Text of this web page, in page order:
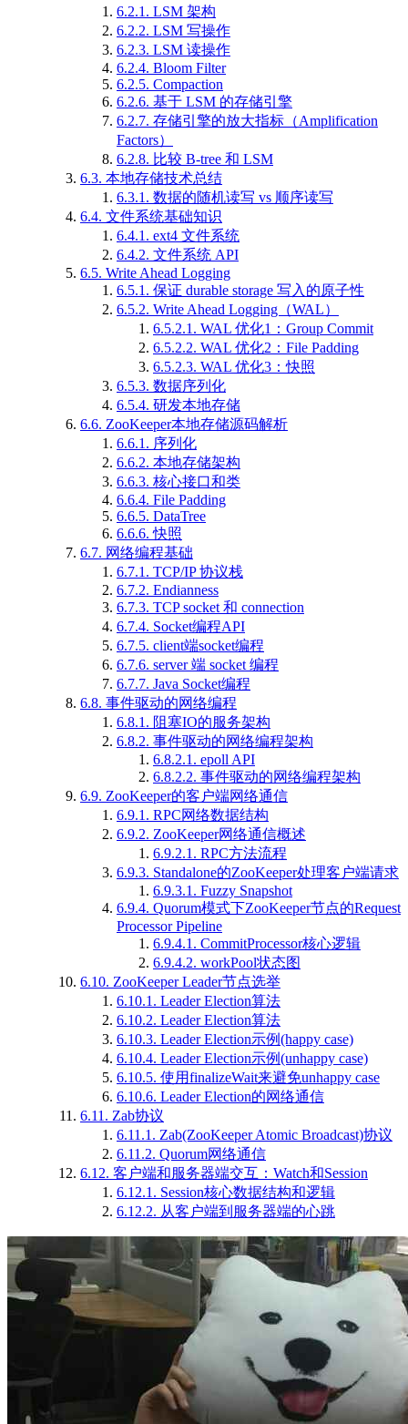
6.2.1. LSM 架构
6.2.2. LSM 写操作
6.2.3. LSM 读操作
6.2.4. Bloom Filter
6.2.5. Compaction
6.2.6. 基于 LSM 的存储引擎
6.2.7. 存储引擎的放大指标（Amplification
Factors）
6.2.8. 比较 B-tree 和 LSM
6.3. 本地存储技术总结
6.3.1. 数据的随机读写 vs 顺序读写
6.4. 文件系统基础知识
6.4.1. ext4 文件系统
6.4.2. 文件系统 API
6.5. Write Ahead Logging
6.5.1. 保证 durable storage 写入的原子性
6.5.2. Write Ahead Logging（WAL）
6.5.2.1. WAL 优化1：Group Commit
6.5.2.2. WAL 优化2：File Padding
6.5.2.3. WAL 优化3：快照
6.5.3. 数据序列化
6.5.4. 研发本地存储
6.6. ZooKeeper本地存储源码解析
6.6.1. 序列化
6.6.2. 本地存储架构
6.6.3. 核心接口和类
6.6.4. File Padding
6.6.5. DataTree
6.6.6. 快照
6.7. 网络编程基础
6.7.1. TCP/IP 协议栈
6.7.2. Endianness
6.7.3. TCP socket 和 connection
6.7.4. Socket编程API
6.7.5. client端socket编程
6.7.6. server 端 socket 编程
6.7.7. Java Socket编程
6.8. 事件驱动的网络编程
6.8.1. 阻塞IO的服务架构
6.8.2. 事件驱动的网络编程架构
6.8.2.1. epoll API
6.8.2.2. 事件驱动的网络编程架构
6.9. ZooKeeper的客户端网络通信
6.9.1. RPC网络数据结构
6.9.2. ZooKeeper网络通信概述
6.9.2.1. RPC方法流程
6.9.3. Standalone的ZooKeeper处理客户端请求
6.9.3.1. Fuzzy Snapshot
6.9.4. Quorum模式下ZooKeeper节点的Request
Processor Pipeline
6.9.4.1. CommitProcessor核心逻辑
6.9.4.2. workPool状态图
6.10. ZooKeeper Leader节点选举
6.10.1. Leader Election算法
6.10.2. Leader Election算法
6.10.3. Leader Election示例(happy case)
6.10.4. Leader Election示例(unhappy case)
6.10.5. 使用finalizeWait来避免unhappy case
6.10.6. Leader Election的网络通信
6.11. Zab协议
6.11.1. Zab(ZooKeeper Atomic Broadcast)协议
6.11.2. Quorum网络通信
6.12. 客户端和服务器端交互：Watch和Session
6.12.1. Session核心数据结构和逻辑
6.12.2. 从客户端到服务器端的心跳